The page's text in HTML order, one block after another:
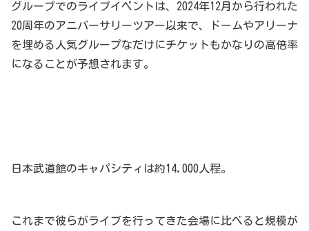
グループでのライブイベントは、2024年12月から行われた
20周年のアニバーサリーツアー以来で、ドームやアリーナ
を埋める人気グループなだけにチケットもかなりの高倍率
になることが予想されます。
日本武道館のキャパシティは約14,000人程。
これまで彼らがライブを行ってきた会場に比べると規模が